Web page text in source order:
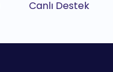
Canlı Destek